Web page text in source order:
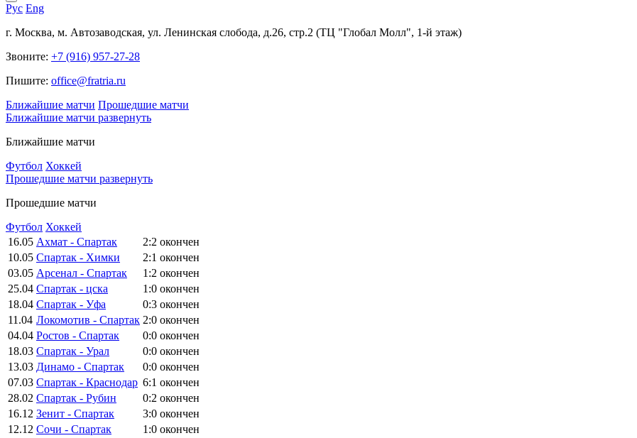
Рус Eng
г. Москва, м. Автозаводская, ул. Ленинская слобода, д.26, стр.2 (ТЦ "Глобал Молл", 1-й этаж)
Звоните: +7 (916) 957-27-28
Пишите: office@fratria.ru
Ближайшие матчи Прошедшие матчи
Ближайшие матчи развернуть
Ближайшие матчи
Футбол Хоккей
Прошедшие матчи развернуть
Прошедшие матчи
Футбол Хоккей
16.05 Ахмат - Спартак 2:2 окончен
10.05 Спартак - Химки 2:1 окончен
03.05 Арсенал - Спартак 1:2 окончен
25.04 Спартак - цска 1:0 окончен
18.04 Спартак - Уфа 0:3 окончен
11.04 Локомотив - Спартак 2:0 окончен
04.04 Ростов - Спартак 0:0 окончен
18.03 Спартак - Урал 0:0 окончен
13.03 Динамо - Спартак 0:0 окончен
07.03 Спартак - Краснодар 6:1 окончен
28.02 Спартак - Рубин 0:2 окончен
16.12 Зенит - Спартак 3:0 окончен
12.12 Сочи - Спартак 1:0 окончен